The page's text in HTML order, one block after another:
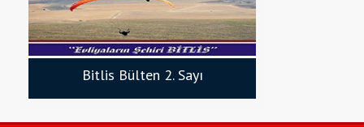
Bitlis Bülten 2. Sayı